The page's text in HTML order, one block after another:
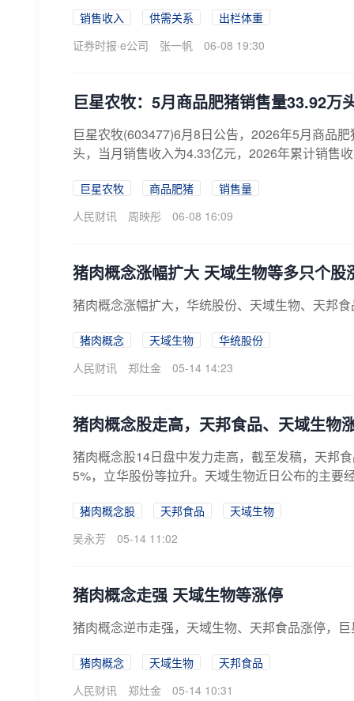
销售收入 供需关系
出栏体重
证券时报·e公司
张一帆 06-08 19:30
巨星农牧：5月商品肥猪销售量33.92万
巨星农牧(603477)6月8日公告，2026年5月商品
头，当月销售收入为4.33亿元，2026年累计销售
巨星农牧 商品肥猪
销售量
人民财讯
周映彤 06-08 16:09
猪肉概念涨幅扩大 天域生物等多只个股
猪肉概念涨幅扩大，华统股份、天域生物、天邦
猪肉概念 天域生物
华统股份
人民财讯
郑灶金 05-14 14:23
猪肉概念股走高，天邦食品、天域生物
猪肉概念股14日盘中发力走高，截至发稿，天邦
5%，立华股份等拉升。天域生物近日公布的主要
猪肉概念股 天邦食品
天域生物
吴永芳
05-14 11:02
猪肉概念走强 天域生物等涨停
猪肉概念逆市走强，天域生物、天邦食品涨停，
猪肉概念 天域生物
天邦食品
人民财讯
郑灶金 05-14 10:31